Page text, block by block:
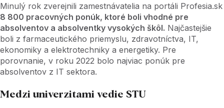
Minulý rok zverejnili zamestnávatelia na portáli Profesia.sk
8 800 pracovných ponúk, ktoré boli vhodné pre
absolventov a absolventky vysokých škôl. Najčastejšie
boli z farmaceutického priemyslu, zdravotníctva, IT,
ekonomiky a elektrotechniky a energetiky. Pre
porovnanie, v roku 2022 bolo najviac ponúk pre
absolventov z IT sektora.
Medzi univerzitami vedie STU